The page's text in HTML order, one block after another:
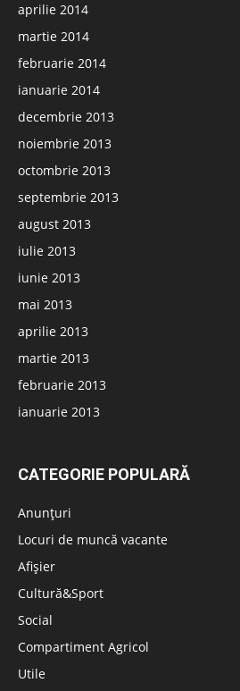
aprilie 2014
martie 2014
februarie 2014
ianuarie 2014
decembrie 2013
noiembrie 2013
octombrie 2013
septembrie 2013
august 2013
iulie 2013
iunie 2013
mai 2013
aprilie 2013
martie 2013
februarie 2013
ianuarie 2013
CATEGORIE POPULARĂ
Anunțuri
Locuri de muncă vacante
Afișier
Cultură&Sport
Social
Compartiment Agricol
Utile